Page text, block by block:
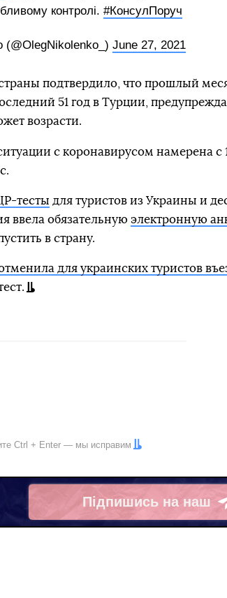
контролі. #КонсулПоруч
June 27, 2021
подтвердило, что прошлый
51 год в Турции,
возрасти.
с коронавирусом намерена с
тесты для туристов из Украины и
ввела обязательную электронную
в страну.
для украинских туристов
Ctrl + Enter — мы исправим
Підпишись на наш
Telegram